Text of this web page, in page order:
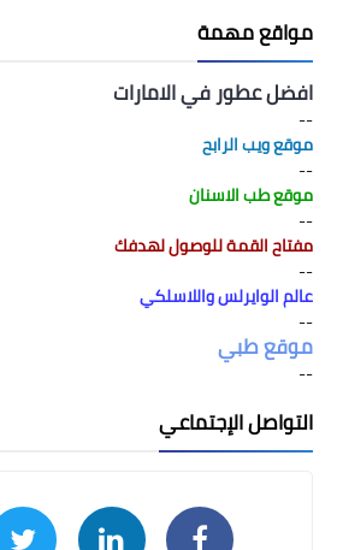
مواقع مهمة
افضل عطور في الامارات
--
موقع ويب الرابح
--
موقع طب الاسنان
--
مفتاح القمة للوصول لهدفك
--
عالم الوايرلس واللاسلكي
--
موقع طبي
--
التواصل الإجتماعي